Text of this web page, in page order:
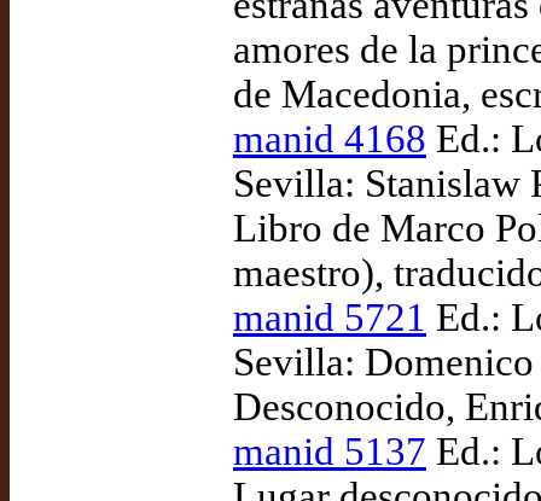
amores de la
de Macedonia,
manid 4168 Ed.:
Sevilla: Stanislaw
Libro de Marco
maestro),
manid 5721 Ed.:
Sevilla:
Desconocido,
manid 5137 Ed.: